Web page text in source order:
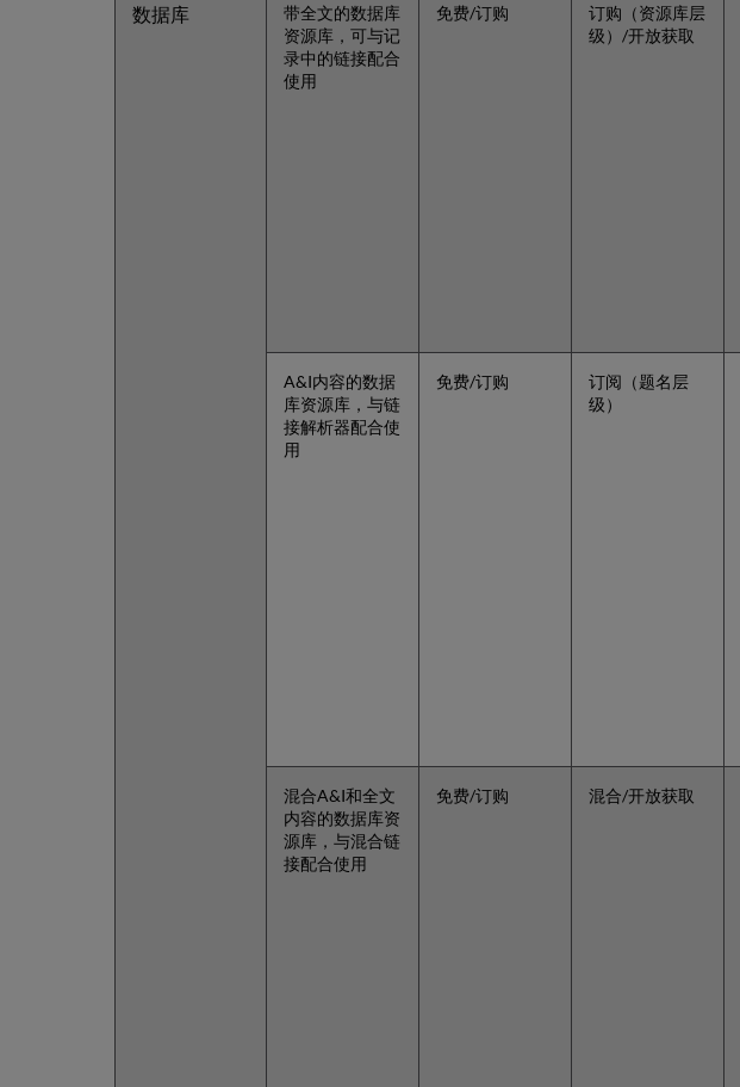
数据库
带全文的数据库
资源库，可与记
录中的链接配合
使用
免费/订购
订购（资源库层
级）/开放获取
A&I内容的数据
库资源库，与链
接解析器配合使
用
免费/订购
订阅（题名层
级）
混合A&I和全文
内容的数据库资
源库，与混合链
接配合使用
免费/订购 混合/开放获取